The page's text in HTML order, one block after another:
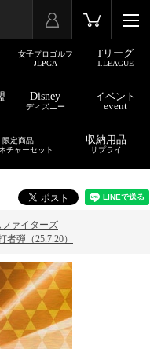
女子プロゴルフ
JLPGA
Tリーグ
T.LEAGUE
Disney
ディズニー
イベント
event
限定商品
チャーセット
収納用品
サプライ
ァイターズ
弾（25.7.20）